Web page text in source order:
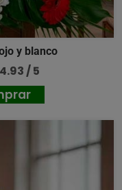
y blanco
4.93 / 5